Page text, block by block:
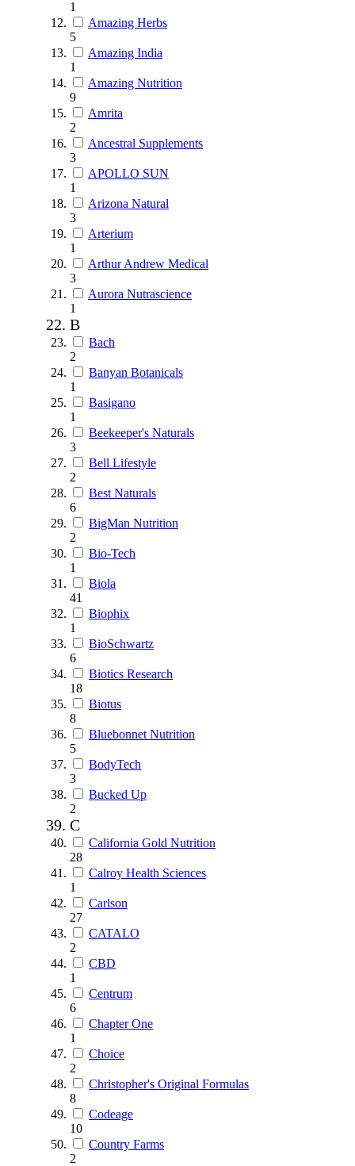
1
Amazing Herbs
5
Amazing India
1
Amazing Nutrition
9
Amrita
2
Ancestral Supplements
3
APOLLO SUN
1
Arizona Natural
3
Arterium
1
Arthur Andrew Medical
3
Aurora Nutrascience
1
B
Bach
2
Banyan Botanicals
1
Basigano
1
Beekeeper's Naturals
3
Bell Lifestyle
2
Best Naturals
6
BigMan Nutrition
2
Bio-Tech
1
Biola
41
Biophix
1
BioSchwartz
6
Biotics Research
18
Biotus
8
Bluebonnet Nutrition
5
BodyTech
3
Bucked Up
2
C
California Gold Nutrition
28
Calroy Health Sciences
1
Carlson
27
CATALO
2
CBD
1
Centrum
6
Chapter One
1
Choice
2
Christopher's Original Formulas
8
Codeage
10
Country Farms
2